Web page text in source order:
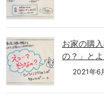
お家の購
の？」と
2021年6